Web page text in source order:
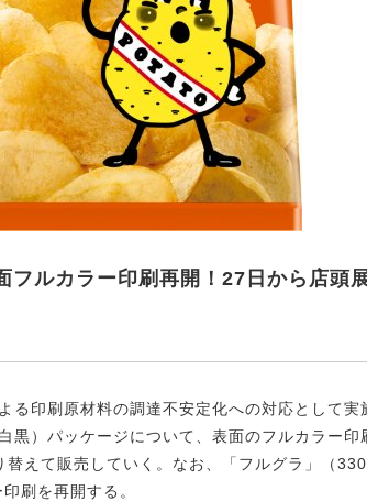
フルカラー印刷再開！27日から店頭
印刷原材料の調達不安定化への対応として実
黒）パッケージについて、表面のフルカラー印
えて販売していく。なお、「フルグラ」（
刷を再開する。